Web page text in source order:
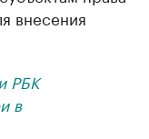
внесения
РБК
и в